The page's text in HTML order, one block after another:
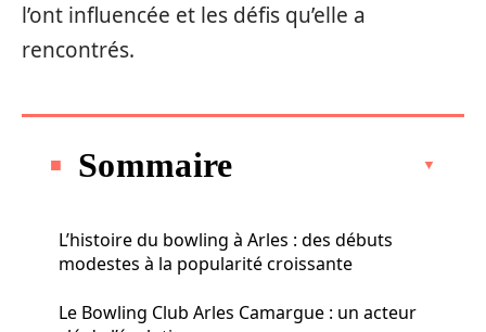
l’ont influencée et les défis qu’elle a
rencontrés.
Sommaire
L’histoire du bowling à Arles : des débuts
modestes à la popularité croissante
Le Bowling Club Arles Camargue : un acteur